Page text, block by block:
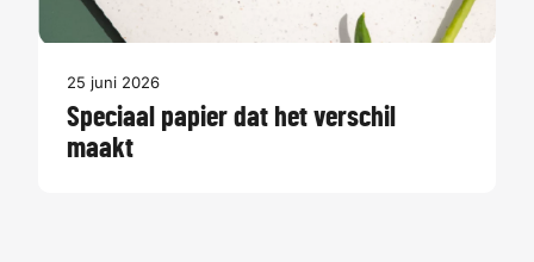
25 juni 2026
Speciaal papier dat het verschil
maakt